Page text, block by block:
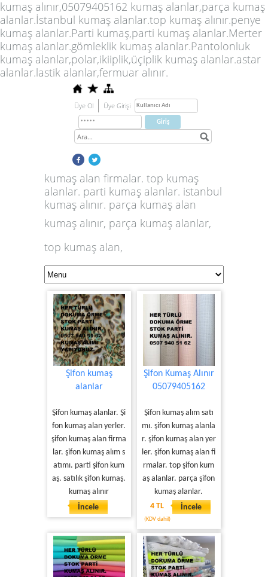
kumaş alınır,05079405162 kumaş alanlar,parça kumaş
alanlar.İstanbul kumaş alanlar.top kumaş alınır.penye
kumaş alanlar.Parti kumaş,parti kumaş alanlar.Merter
kumaş alanlar.gömleklik kumaş alanlar.Pantolonluk
kumaş alanlar,polar,ikiiplik,üçiplik kumaş alanlar.astar
alanlar.lastik alanlar,fermuar alınır.
Üye Ol Üye Girişi
kumaş alan firmalar. top kumaş
alanlar. parti kumaş alanlar. istanbul
kumaş alınır. parça kumaş alan
kumaş alınır, parça kumaş alanlar,
top kumaş alan,
Şifon kumaş
alanlar
Şifon kumaş alanlar. Şi
fon kumaş alan yerler.
şifon kumaş alan firma
lar. şifon kumaş alım s
atımı. parti şifon kum
aş. satılık şifon kumaş.
kumaş alınır
İncele
Şifon Kumaş Alınır
05079405162
Şifon kumaş alım satı
mı. şifon kumaş alanla
r. şifon kumaş alan yer
ler. şifon kumaş alan fi
rmalar. top şifon kum
aş alanlar. parça şifon
kumaş alanlar.
4 TL
(KDV dahil)
İncele